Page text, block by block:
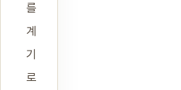
를
계
기
로